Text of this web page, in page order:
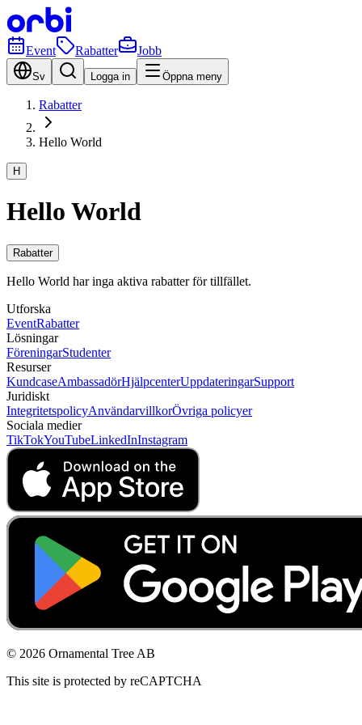
Event Rabatter Jobb
Sv Logga in Öppna meny
Rabatter
Hello World
H
Hello World
Rabatter
Hello World har inga aktiva rabatter för tillfället.
Utforska
EventRabatter
Lösningar
FöreningarStudenter
Resurser
KundcaseAmbassadörHjälpcenterUppdateringarSupport
Juridiskt
IntegritetspolicyAnvändarvillkorÖvriga policyer
Sociala medier
TikTokYouTubeLinkedInInstagram
© 2026 Ornamental Tree AB
This site is protected by reCAPTCHA